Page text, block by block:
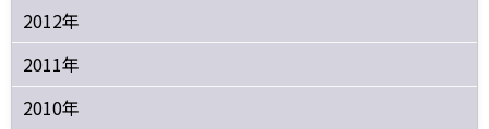
2012年
2011年
2010年